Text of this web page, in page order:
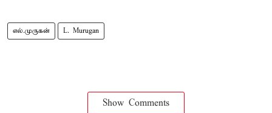
எல்.முருகன் L. Murugan
Show Comments